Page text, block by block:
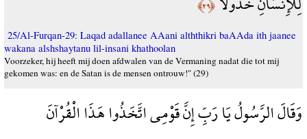
﴿٢٩﴾
25/Al-Furqan-29: Laqad adallanee AAani alththikri baAAda ith jaanee
wakana alshshaytanu lil-insani khathoolan
Voorzeker, hij heeft mij doen afdwalen van de Vermaning nadat die tot mij
gekomen was: en de Satan is de mensen ontrouw!" (29)
وَقَالَ الرَّسُولُ يَا رَبِّ إِنَّ قَوْمِي اتَّخَذُوا هَذَا الْقُرْآنَ